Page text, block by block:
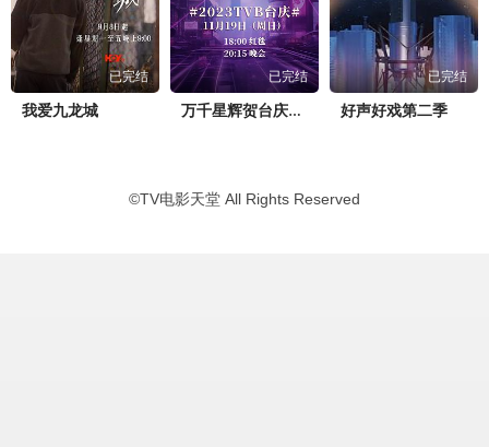
已完结
我爱九龙城
已完结
万千星辉贺台庆2023
已完结
好声好戏第二季
©TV电影天堂 All Rights Reserved